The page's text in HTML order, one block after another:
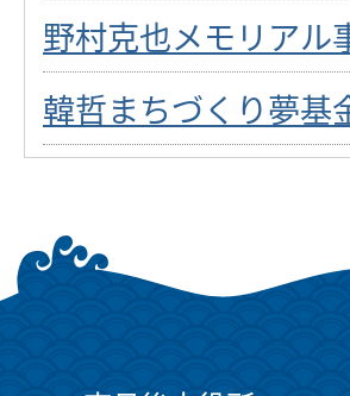
野村克也メモリアル
韓哲まちづくり夢基